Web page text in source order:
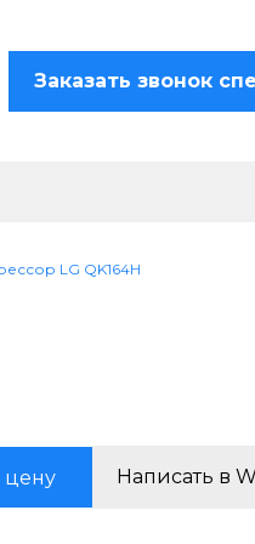
Заказать звонок
LG QK164H
цену Написать в